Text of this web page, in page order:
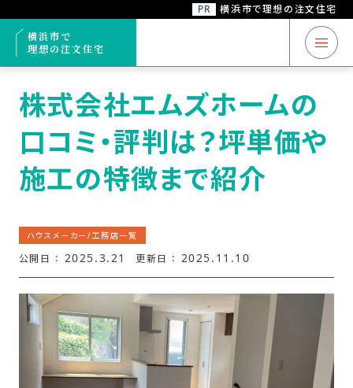
PR
横浜市で理想の注文住宅
横浜市で
理想の注文住宅
横浜市 注文住宅
注文住宅コラム
ハウスメーカー/
工務店一覧
ハウスメーカー/
工務店
おすすめ6選
トップ ハウスメーカー/工務店一覧 株式会社エムズホームの口コミ・評判は？
株式会社エムズホームの
口コミ・評判は？坪単価や
施工の特徴まで紹介
ハウスメーカー/工務店一覧
公開日 ： 2025.3.21 更新日 ： 2025.11.10